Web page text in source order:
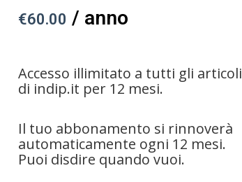
€60.00 / anno
Accesso illimitato a tutti gli articoli
di indip.it per 12 mesi.
Il tuo abbonamento si rinnoverà
automaticamente ogni 12 mesi.
Puoi disdire quando vuoi.